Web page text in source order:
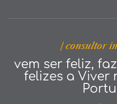
| consultor
vem ser feliz,
felizes a Viver